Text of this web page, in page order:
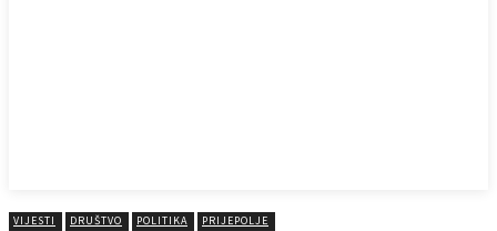
VIJESTI DRUŠTVO POLITIKA PRIJEPOLJE